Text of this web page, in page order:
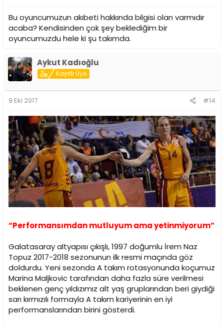
Bu oyuncumuzun akıbeti hakkında bilgisi olan varmıdır
acaba? Kendisinden çok şey beklediğim bir
oyuncumuzdu hele ki şu takımda.
Aykut Kadıoğlu
Kayıtlı Üye
9 Eki 2017 #14
“Performansımdan mutluyum ama yetinmiyorum”
Galatasaray altyapısı çıkışlı, 1997 doğumlu İrem Naz
Topuz 2017-2018 sezonunun ilk resmi maçında göz
doldurdu. Yeni sezonda A takım rotasyonunda koçumuz
Marina Maljkovic tarafından daha fazla süre verilmesi
beklenen genç yıldızımız alt yaş gruplarından beri giydiği
sarı kırmızılı formayla A takım kariyerinin en iyi
performanslarından birini gösterdi.